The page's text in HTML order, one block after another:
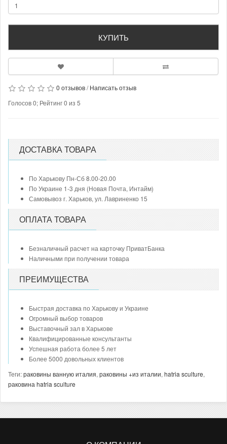
КУПИТЬ
0 отзывов/Написать отзыв
Голосов0; Рейтинг0 из 5
ДОСТАВКА ТОВАРА
По Харькову Пн-Сб 8.00-20.00
По Украине 1-3 дня (Новая Почта, Интайм)
Самовывоз г. Харьков, ул. Лавриненко 15
ОПЛАТА ТОВАРА
Безналичный расчет на карточку ПриватБанка
Наличными при получении товара
ПРЕИМУЩЕСТВА
Быстрая доставка по Харькову и Украине
Огромный выбор товаров
Выставочный зал в Харькове
Квалифицированные консультанты
Успешная работа более 5 лет
Более 5000 довольных клиентов
Теги:раковины ванную италия, раковины +из италии, hatria sculture,
раковина hatria sculture